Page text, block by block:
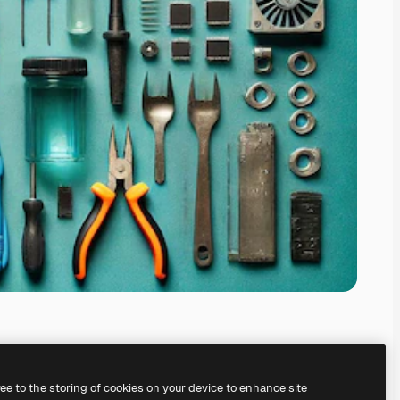
gerador de imagens com IA.
to the storing of cookies on your device to enhance site